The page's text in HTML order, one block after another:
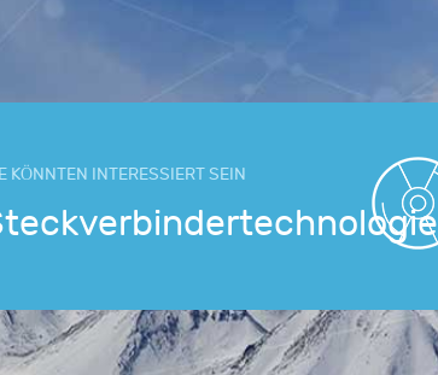
KÖNNTEN INTERESSIERT SEIN